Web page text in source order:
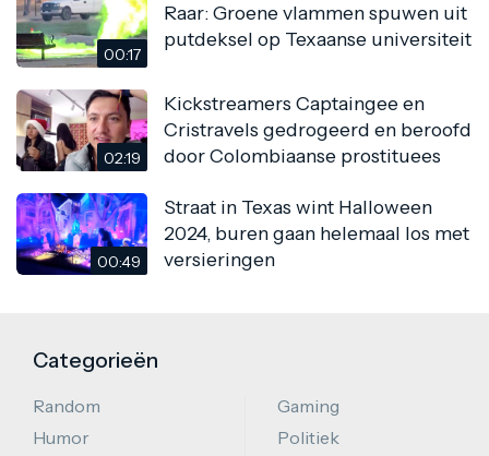
00:17
Raar: Groene vlammen spuwen uit
putdeksel op Texaanse universiteit
02:19
Kickstreamers Captaingee en
Cristravels gedrogeerd en beroofd
door Colombiaanse prostituees
00:49
Straat in Texas wint Halloween
2024, buren gaan helemaal los met
versieringen
Categorieën
Random
Humor
Gaming
Politiek